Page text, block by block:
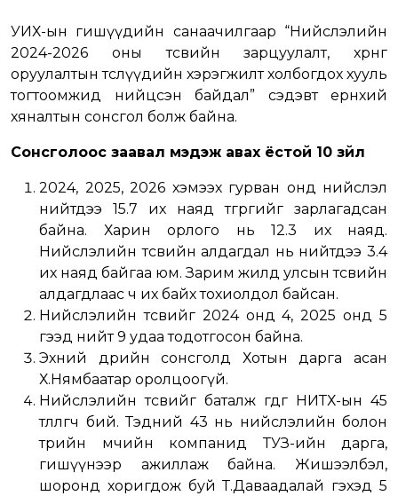
УИХ-ын гишүүдийн санаачилгаар “Нийслэлийн
2024-2026 оны төсвийн зарцуулалт, хөрөнгө
оруулалтын төслүүдийн хэрэгжилт холбогдох хууль
тогтоомжид нийцсэн байдал” сэдэвт ерөнхий
хяналтын сонсгол болж байна.
Сонсголоос заавал мэдэж авах ёстой 10 зүйл
2024, 2025, 2026 хэмээх гурван онд нийслэл
нийтдээ 15.7 их наяд төгрөгийг зарлагадсан
байна. Харин орлого нь 12.3 их наяд.
Нийслэлийн төсвийн алдагдал нь нийтдээ 3.4
их наяд байгаа юм. Зарим жилд улсын төсвийн
алдагдлаас ч их байх тохиолдол байсан.
Нийслэлийн төсвийг 2024 онд 4, 2025 онд 5
гээд нийт 9 удаа тодотгосон байна.
Эхний өдрийн сонсголд Хотын дарга асан
Х.Нямбаатар оролцоогүй.
Нийслэлийн төсвийг баталж өгдөг НИТХ-ын 45
төлөөлөгч бий. Тэдний 43 нь нийслэлийн болон
төрийн өмчийн компанид ТУЗ-ийн дарга,
гишүүнээр ажиллаж байна. Жишээлбэл,
шоронд хоригдож буй Т.Даваадалай гэхэд 5